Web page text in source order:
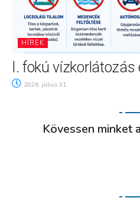
HÍREK
I. fokú vízkorlátozás
2026. július 31.
Kövessen minket